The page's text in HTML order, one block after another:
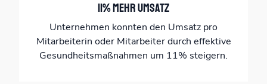
11% mehr Umsatz
Unternehmen konnten den Umsatz pro
Mitarbeiterin oder Mitarbeiter durch effektive
Gesundheitsmaßnahmen um 11% steigern.